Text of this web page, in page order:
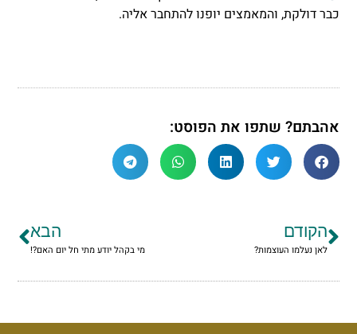
כבר דולקת, והמאמצים יופנו להתחבר אליה.
אהבתם? שתפו את הפוסט:
הקודם
לאן נעלמו העוצמות?
הבא
מי בקהל יודע מתי חל יום האם?!